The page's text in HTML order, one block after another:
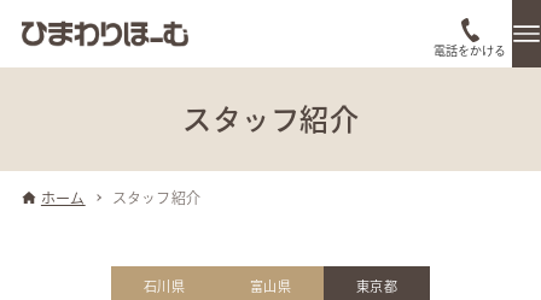
電話をかける
スタッフ紹介
ホーム スタッフ紹介
石川県 富山県 東京都